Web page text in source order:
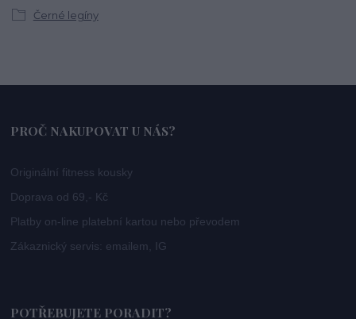
Černé legíny
PROČ NAKUPOVAT U NÁS?
Originální fitness kousky
Doprava od 69,- Kč
Platby on-line platební kartou nebo převodem
Zákaznický servis: emailem, IG
POTŘEBUJETE PORADIT?